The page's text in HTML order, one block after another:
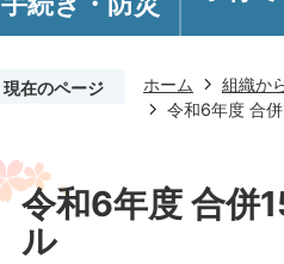
現在のページ ホーム 組織か
令和6年度 合
令和6年度 合併
ル